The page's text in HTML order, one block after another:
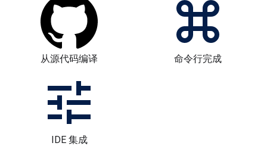
从源代码编译 命令行完成
IDE 集成